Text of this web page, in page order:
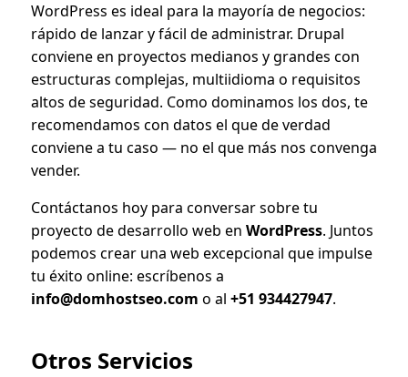
WordPress es ideal para la mayoría de negocios:
rápido de lanzar y fácil de administrar. Drupal
conviene en proyectos medianos y grandes con
estructuras complejas, multiidioma o requisitos
altos de seguridad. Como dominamos los dos, te
recomendamos con datos el que de verdad
conviene a tu caso — no el que más nos convenga
vender.
Contáctanos hoy para conversar sobre tu
proyecto de desarrollo web en WordPress. Juntos
podemos crear una web excepcional que impulse
tu éxito online: escríbenos a
info@domhostseo.com o al +51 934427947.
Otros Servicios